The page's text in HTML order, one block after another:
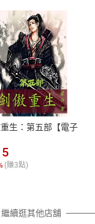
貨規範
消費者保護法七日猶
費者保護法及通訊交
情事適用準則，依商
定。詳細退換貨說明
。
生：第五部【電子
(賺3點)
繼續逛其他店舖